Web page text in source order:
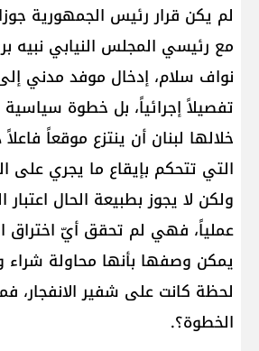
لم يكن قرار رئيس الجمهورية
مع رئيسي المجلس النيابي نبيه
نواف سلام، إدخال موفد مدني
تفصيلاً إجرائياً، بل خطوة سياسية
خلالها ​لبنان​ أن ينتزع موقعاً
التي تتحكم بإيقاع ما يجري على
ولكن لا يجوز بطبيعة الحال اعتبار
عملياً، فهي لم تحقق أيّ اختراق
يمكن وصفها بأنها محاولة
لحظة كانت على شفير الانفجار،
الخطوة؟.